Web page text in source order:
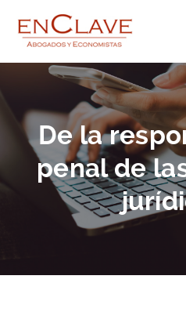
De la
penal de